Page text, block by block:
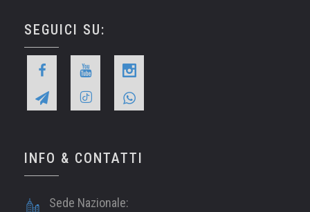
SEGUICI SU:
INFO & CONTATTI
Sede Nazionale: